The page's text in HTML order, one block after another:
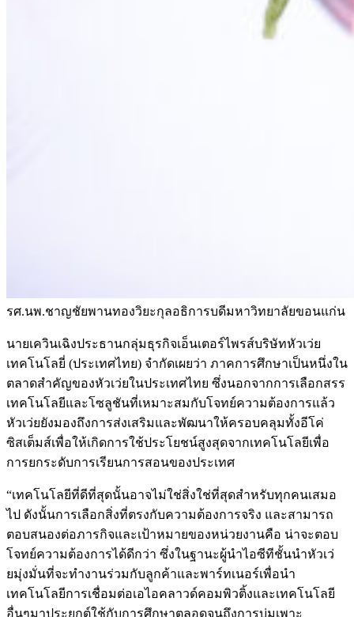
รศ.นพ.ชาญชัยพานทองวิยะกุลอธิการบดีมหาวิทยาลัยขอนแก่น
นายเควินเฉิงประธานกลุ่มธุรกิจเอ็นเตอร์ไพรส์บริษัทหัวเว่ย
เทคโนโลยี่ (ประเทศไทย) จำกัดเผยว่า ภาคการศึกษาเป็นหนึ่งใน
ตลาดสำคัญของหัวเว่ยในประเทศไทย ซึ่งนอกจากการเลือกสรร
เทคโนโลยีและโซลูชันที่เหมาะสมกับโจทย์ความต้องการแล้ว
หัวเว่ยยังมองถึงการส่งเสริมและพัฒนาให้ครอบคลุมทั้งอีโค่
ซิสเต็มส์เพื่อให้เกิดการใช้ประโยชน์สูงสุดจากเทคโนโลยีเพื่อ
การยกระดับการเรียนการสอนของประเทศ
“เทคโนโลยีที่ดีที่สุดนั้นอาจไม่ใช่สิ่งใช่ที่สุดสำหรับทุกคนเสมอ
ไป ดังนั้นการเลือกสิ่งที่ตรงกับความต้องการจริง และสามารถ
ตอบสนองต่อภารกิจและเป้าหมายของหน่วยงานคือ น่าจะตอบ
โจทย์ความต้องการได้ดีกว่า ซึ่งในฐานะผู้นำไอซีทีชั้นนำหัวเว่
ยมุ่งมั่นที่จะทำงานร่วมกับลูกค้าและพาร์ทเนอร์เพื่อนํา
เทคโนโลยีการเชื่อมต่อเอไอคลาวด์คอมพิวติ้งและเทคโนโลยี
อื่นๆมาประยุกต์ใช้กับการศึกษาตลอดจนถึงการบ่มเพาะ